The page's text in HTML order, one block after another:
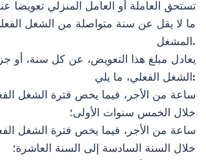
ما لا يقل عن سنة متواصلة من الشغل
المشغل.
يعادل مبلغ هذا التعويض، عن كل سنة، أو
الشغل الفعلي، ما يلي:
خلال الخمس سنوات الأولى؛
خلال السنة السادسة إلى السنة العاشرة؛